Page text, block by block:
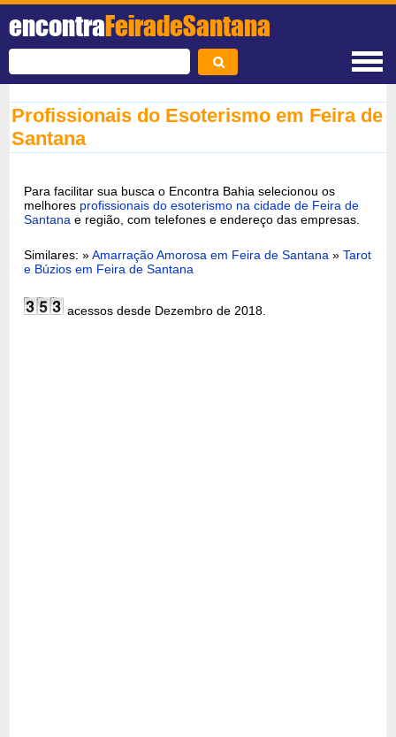
encontraFeiradeSantana
Profissionais do Esoterismo em Feira de
Santana
Para facilitar sua busca o Encontra Bahia selecionou os
melhores profissionais do esoterismo na cidade de Feira de
Santana e região, com telefones e endereço das empresas.
Similares: »Amarração Amorosa em Feira de Santana »Tarot
e Búzios em Feira de Santana
acessos desde Dezembro de 2018.